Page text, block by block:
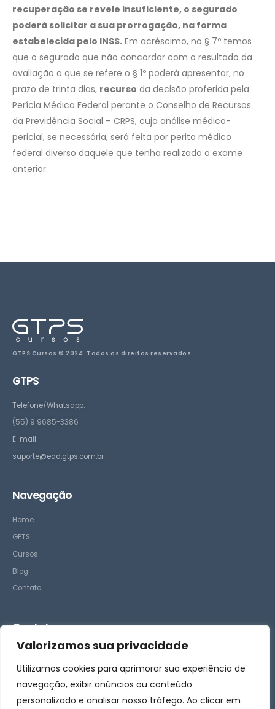
Valorizamos sua privacidade
Utilizamos cookies para aprimorar sua experiência de
navegação, exibir anúncios ou conteúdo
personalizado e analisar nosso tráfego. Ao clicar em
recuperação se revele insuficiente, o segurado
poderá solicitar a sua prorrogação, na forma
estabelecida pelo INSS. Em acréscimo, no § 7º temos
que o segurado que não concordar com o resultado da
avaliação a que se refere o § 1º poderá apresentar, no
prazo de trinta dias, recurso da decisão proferida pela
Perícia Médica Federal perante o Conselho de Recursos
da Previdência Social – CRPS, cuja análise médico-
pericial, se necessária, será feita por perito médico
federal diverso daquele que tenha realizado o exame
anterior.
GTPS Cursos © 2024. Todos os direitos reservados.
GTPS
Telefone/Whatsapp:
(55) 9 9685-3386
E-mail:
suporte@ead.gtps.com.br
Navegação
Home
GPTS
Cursos
Blog
Contato
Contatos
– Suporte
– Comercial